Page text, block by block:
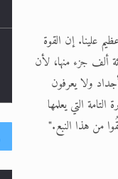
علينا. إن القوة
ألف جزء منها، لأن
ولا يعرفون
التي يعلمها
من هذا النبع."